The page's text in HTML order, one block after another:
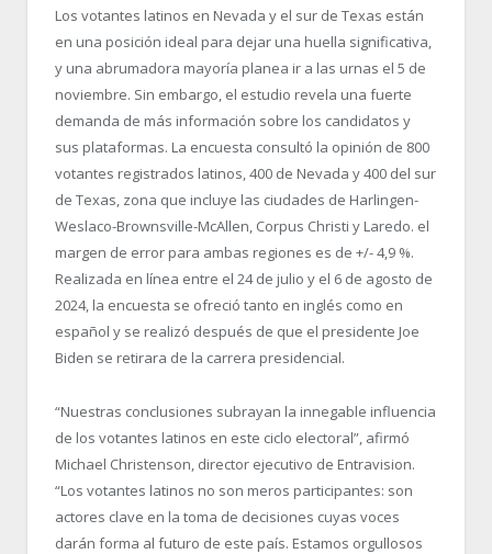
Los votantes latinos en Nevada y el sur de Texas están
en una posición ideal para dejar una huella significativa,
y una abrumadora mayoría planea ir a las urnas el 5 de
noviembre. Sin embargo, el estudio revela una fuerte
demanda de más información sobre los candidatos y
sus plataformas. La encuesta consultó la opinión de 800
votantes registrados latinos, 400 de Nevada y 400 del sur
de Texas, zona que incluye las ciudades de Harlingen-
Weslaco-Brownsville-McAllen, Corpus Christi y Laredo. el
margen de error para ambas regiones es de +/- 4,9 %.
Realizada en línea entre el 24 de julio y el 6 de agosto de
2024, la encuesta se ofreció tanto en inglés como en
español y se realizó después de que el presidente Joe
Biden se retirara de la carrera presidencial.
“Nuestras conclusiones subrayan la innegable influencia
de los votantes latinos en este ciclo electoral”, afirmó
Michael Christenson, director ejecutivo de Entravision.
“Los votantes latinos no son meros participantes: son
actores clave en la toma de decisiones cuyas voces
darán forma al futuro de este país. Estamos orgullosos